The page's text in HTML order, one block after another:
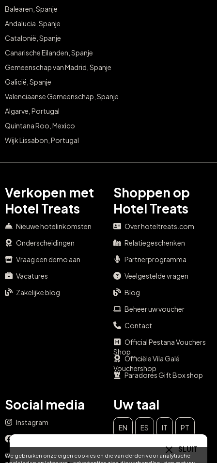
We gebruiken onze eigen cookies en die van derden voor analytische
Balearen, Spanje
Andalucia, Spanje
Catalonië, Spanje
Canarische Eilanden, Spanje
Gemeenschap van Madrid, Spanje
Galicië, Spanje
Valenciaanse Gemeenschap, Spanje
Algarve, Portugal
Quintana Roo, Mexico
Wijk Lissabon, Portugal
Verkopen met
Hotel Treats
Nieuwe hotelinkomsten
Onderscheidingen
Vraag een demo aan
Vacatures
Zakelijke blog
Shoppen op
Hotel Treats
Over hoteltreats.com
Relatiegeschenken
Partnerprogramma
Veelgestelde vragen
Blog
Beheer uw voucher
Contact
Official Pestana Vouchers
Shop
Officiële Vila Galé
Vouchershop
Paradores Gift Box shop
Social media
Instagram
YouTube
Uw taal
EN ES IT PT
NL SLUIT